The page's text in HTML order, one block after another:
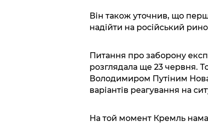
Він також уточнив, що
надійти на російський
Питання про заборону
розглядала ще 23 червня.
Володимиром Путіним
варіантів реагування на
На той момент Кремль